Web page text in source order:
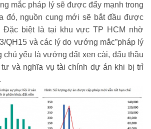
mắc pháp lý sẽ được đẩy mạnh trong
đó, nguồn cung mới sẽ bắt đầu được
Đặc biệt là tại khu vực TP HCM nhờ
QH15 và các lý do vướng mắc”pháp lý
chủ yếu là vướng đất xen cài, đấu thầu
tư và nghĩa vụ tài chính dự án khi bị trì